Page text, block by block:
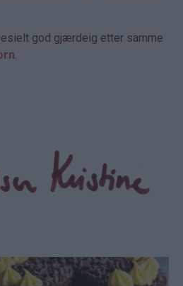
god gjærdeig etter samme
.